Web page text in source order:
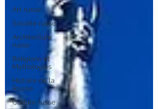
Art russe
Société russe
Architecture
russe
Religions et
Mythologies
Histoire de la
Russie
Culture russe